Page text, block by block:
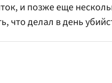
и позже еще
что делал в день